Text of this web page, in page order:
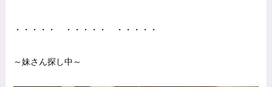
・・・・・ ・・・・・ ・・・・・
～妹さん探し中～